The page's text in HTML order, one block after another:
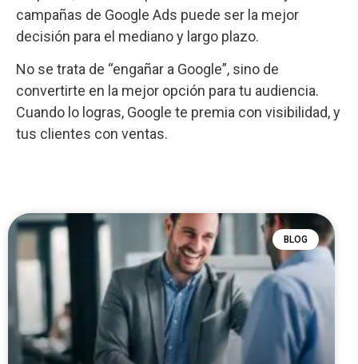
campañas de Google Ads puede ser la mejor
decisión para el mediano y largo plazo.
No se trata de “engañar a Google”, sino de
convertirte en la mejor opción para tu audiencia.
Cuando lo logras, Google te premia con visibilidad, y
tus clientes con ventas.
BLOG